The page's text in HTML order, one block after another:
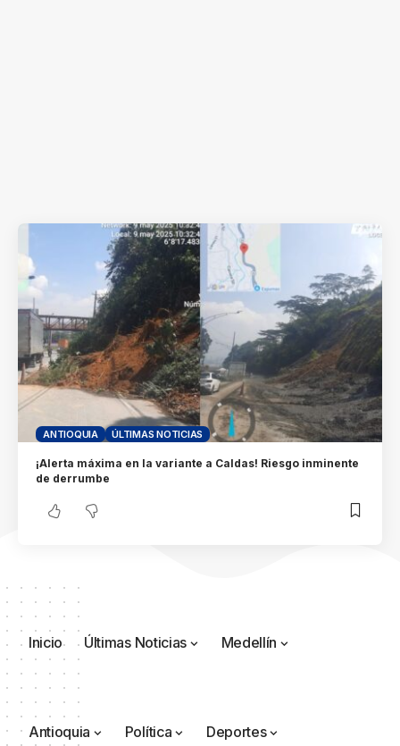
ANTIOQUIA ÚLTIMAS NOTICIAS
¡Alerta máxima en la variante a Caldas! Riesgo inminente
de derrumbe
Inicio Últimas Noticias Medellín
Antioquia Política Deportes